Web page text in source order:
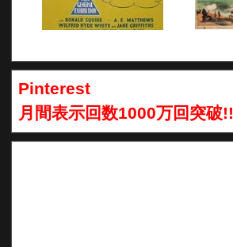
Pinterest
月間表示回数1000万回突破!!